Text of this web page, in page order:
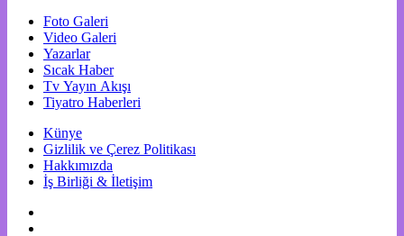
Foto Galeri
Video Galeri
Yazarlar
Sıcak Haber
Tv Yayın Akışı
Tiyatro Haberleri
Künye
Gizlilik ve Çerez Politikası
Hakkımızda
İş Birliği & İletişim